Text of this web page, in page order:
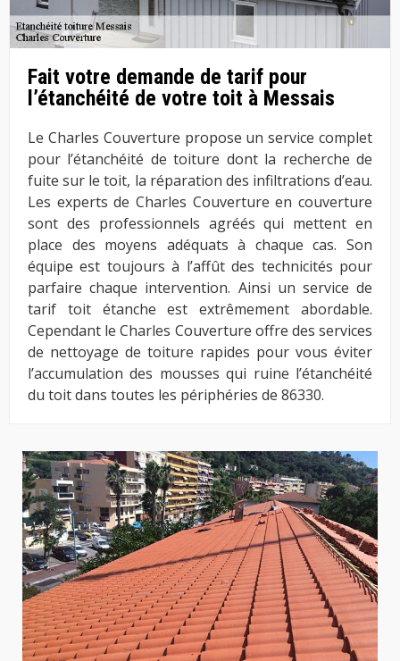
Fait votre demande de tarif pour
l’étanchéité de votre toit à Messais
Le Charles Couverture propose un service complet
pour l’étanchéité de toiture dont la recherche de
fuite sur le toit, la réparation des infiltrations d’eau.
Les experts de Charles Couverture en couverture
sont des professionnels agréés qui mettent en
place des moyens adéquats à chaque cas. Son
équipe est toujours à l’affût des technicités pour
parfaire chaque intervention. Ainsi un service de
tarif toit étanche est extrêmement abordable.
Cependant le Charles Couverture offre des services
de nettoyage de toiture rapides pour vous éviter
l’accumulation des mousses qui ruine l’étanchéité
du toit dans toutes les périphéries de 86330.